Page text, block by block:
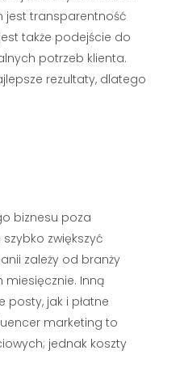
jest transparentność
także podejście do
potrzeb klienta.
rezultaty, dlatego
biznesu poza
zwiększyć
zależy od branży
miesięcznie. Inną
jak i płatne
marketing to
jednak koszty